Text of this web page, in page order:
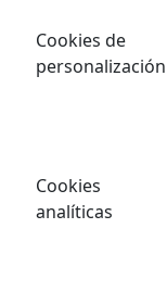
Cookies de
personalización
Cookies
analíticas